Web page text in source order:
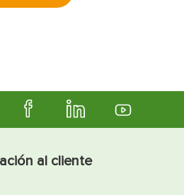
al cliente